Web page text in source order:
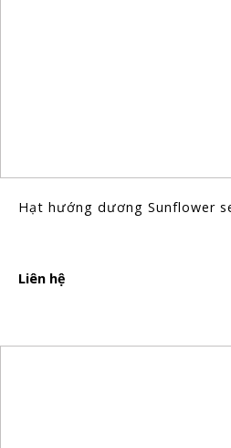
Hạt hướng dương Sunflower
Liên hệ